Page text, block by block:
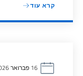
קרא עוד